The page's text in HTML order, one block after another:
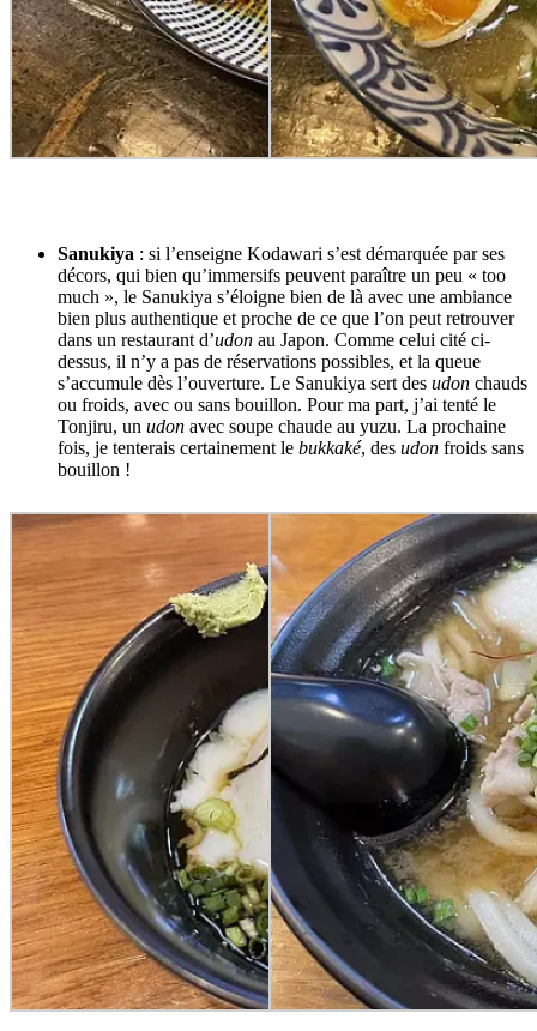
Sanukiya : si l’enseigne Kodawari s’est démarquée par ses
décors, qui bien qu’immersifs peuvent paraître un peu « too
much », le Sanukiya s’éloigne bien de là avec une ambiance
bien plus authentique et proche de ce que l’on peut retrouver
dans un restaurant d’udon au Japon. Comme celui cité ci-
dessus, il n’y a pas de réservations possibles, et la queue
s’accumule dès l’ouverture. Le Sanukiya sert des udon chauds
ou froids, avec ou sans bouillon. Pour ma part, j’ai tenté le
Tonjiru, un udon avec soupe chaude au yuzu. La prochaine
fois, je tenterais certainement le bukkaké, des udon froids sans
bouillon !